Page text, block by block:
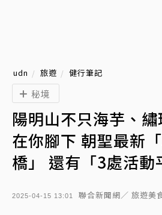
udn 旅遊 健行筆記
陽明山不只海芋、
在你腳下 朝聖最新
橋」 還有「3處活動
2025-04-15 13:01 聯合新聞網／ 旅遊美
秘境